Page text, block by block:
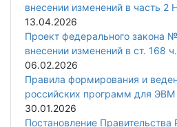
внесении изменений в часть 2
13.04.2026
Проект федерального закона
внесении изменений в ст. 168
06.02.2026
Правила формирования и
российских программ для ЭВМ
30.01.2026
Постановление Правительства